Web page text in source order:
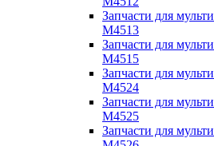
Запчасти для
M4513
Запчасти для
M4515
Запчасти для
M4524
Запчасти для
M4525
Запчасти для